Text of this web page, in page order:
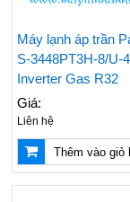
Máy lạnh áp trần
S-3448PT3H-8/U-
Inverter Gas R32
Giá:
Liên hệ
Thêm vào giỏ
Hãng
Đại Lý
Rẻ Máy
Thi
Máy
Chuyên